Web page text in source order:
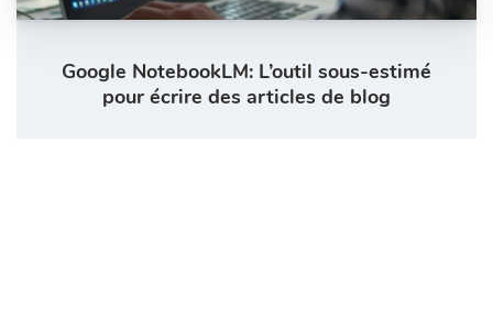
Google NotebookLM: L’outil sous-estimé
pour écrire des articles de blog